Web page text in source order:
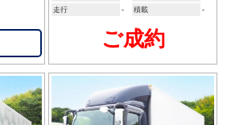
走行
- 積載 -
ご成約